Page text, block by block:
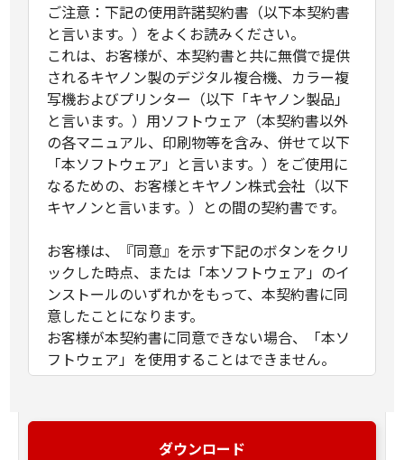
ご注意：下記の使用許諾契約書（以下本契約書
と言います。）をよくお読みください。
これは、お客様が、本契約書と共に無償で提供
されるキヤノン製のデジタル複合機、カラー複
写機およびプリンター（以下「キヤノン製品」
と言います。）用ソフトウェア（本契約書以外
の各マニュアル、印刷物等を含み、併せて以下
「本ソフトウェア」と言います。）をご使用に
なるための、お客様とキヤノン株式会社（以下
キヤノンと言います。）との間の契約書です。
お客様は、『同意』を示す下記のボタンをクリ
ックした時点、または「本ソフトウェア」のイ
ンストールのいずれかをもって、本契約書に同
意したことになります。
お客様が本契約書に同意できない場合、「本ソ
フトウェア」を使用することはできません。
(1) キヤノンは、お客様が「キヤノン製品」を利
用する目的のために、「キヤノン製品」に直接
ダウンロード